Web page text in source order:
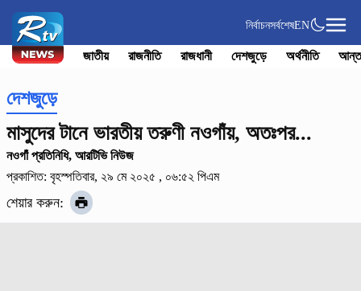
নির্বাচনসর্বশেষEN
জাতীয় রাজনীতি রাজধানী দেশজুড়ে অর্থনীতি
দেশজুড়ে
মাসুদের টানে ভারতীয় তরুণী নওগাঁয়, অতঃপর...
নওগাঁ প্রতিনিধি, আরটিভি নিউজ
প্রকাশিত: বৃহস্পতিবার, ২৯ মে ২০২৫ , ০৬:৫২ পিএম
শেয়ার করুন: